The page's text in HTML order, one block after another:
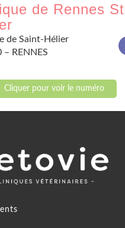
de Rennes St
de Saint-Hélier
– RENNES
Cliquer pour voir le numéro